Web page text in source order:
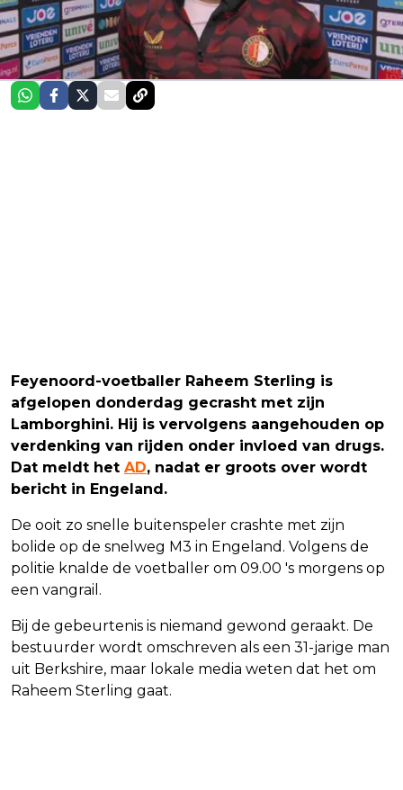
Feyenoord-voetballer Raheem Sterling is
afgelopen donderdag gecrasht met zijn
Lamborghini. Hij is vervolgens aangehouden op
verdenking van rijden onder invloed van drugs.
Dat meldt het AD, nadat er groots over wordt
bericht in Engeland.
De ooit zo snelle buitenspeler crashte met zijn
bolide op de snelweg M3 in Engeland. Volgens de
politie knalde de voetballer om 09.00 's morgens op
een vangrail.
Bij de gebeurtenis is niemand gewond geraakt. De
bestuurder wordt omschreven als een 31-jarige man
uit Berkshire, maar lokale media weten dat het om
Raheem Sterling gaat.